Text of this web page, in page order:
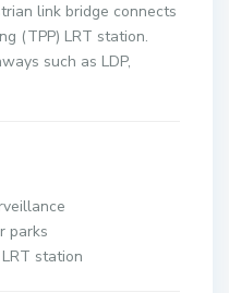
link bridge connects
(TPP) LRT station.
such as LDP,
parks
station